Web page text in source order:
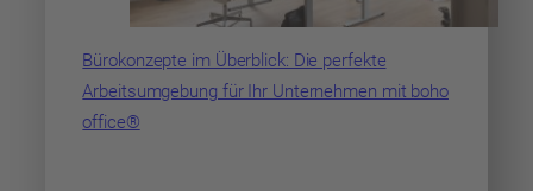
Bürokonzepte im Überblick: Die perfekte
Arbeitsumgebung für Ihr Unternehmen mit boho
office®